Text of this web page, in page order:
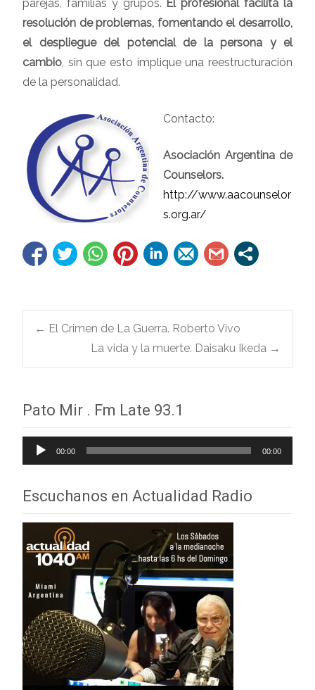
parejas, familias y grupos. El profesional facilita la
resolución de problemas, fomentando el desarrollo,
el despliegue del potencial de la persona y el
cambio, sin que esto implique una reestructuración
de la personalidad.
Contacto:
Asociación Argentina de
Counselors.
http://www.aacounselor
s.org.ar/
Navegación
entradas
← El Crimen de La Guerra. Roberto Vivo
La vida y la muerte. Daisaku Ikeda →
Pato Mir . Fm Late 93.1
Reproductor
de
00:00 00:00
Escuchanos en Actualidad Radio